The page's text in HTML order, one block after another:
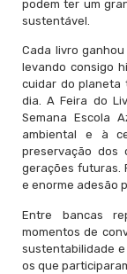
podem ter um
sustentável.
Cada livro
levando consigo
cuidar do planeta
dia. A Feira do
Semana Escola
ambiental e à
preservação dos
gerações futuras.
e enorme adesão
Entre bancas
momentos de
sustentabilidade
os que